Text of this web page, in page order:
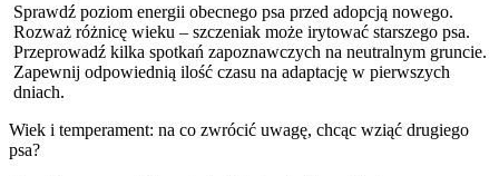
Sprawdź poziom energii obecnego psa przed adopcją nowego.
Rozważ różnicę wieku – szczeniak może irytować starszego psa.
Przeprowadź kilka spotkań zapoznawczych na neutralnym gruncie.
Zapewnij odpowiednią ilość czasu na adaptację w pierwszych
dniach.
Wiek i temperament: na co zwrócić uwagę, chcąc wziąć drugiego
psa?